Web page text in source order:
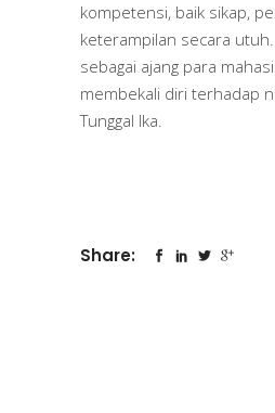
kompetensi, baik sikap,
keterampilan secara utuh.
sebagai ajang para
membekali diri terhadap
Tunggal Ika.
Share: